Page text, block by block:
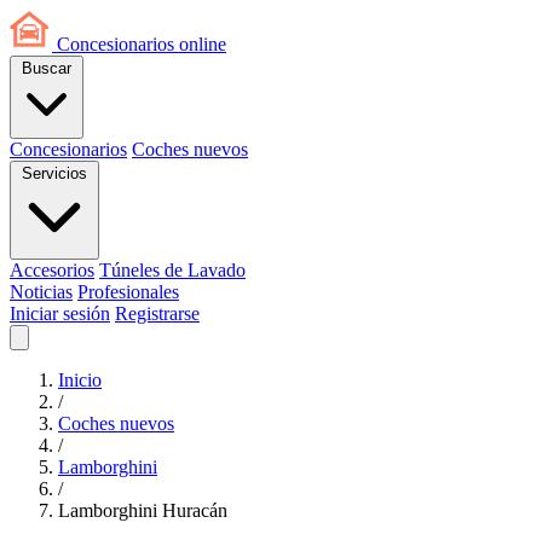
Concesionarios online
Buscar
Concesionarios Coches nuevos
Servicios
Accesorios Túneles de Lavado
Noticias Profesionales
Iniciar sesión Registrarse
Inicio
/
Coches nuevos
/
Lamborghini
/
Lamborghini Huracán